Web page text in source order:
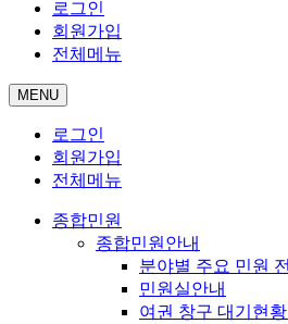
로그인
회원가입
전체메뉴
MENU
로그인
회원가입
전체메뉴
종합민원
종합민원안내
분야별 주요 민원
민원실안내
여권 창구 대기현